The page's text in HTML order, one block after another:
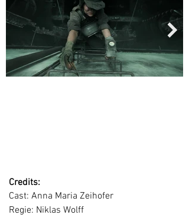
Credits:
Cast: Anna Maria Zeihofer
Regie: Niklas Wolff